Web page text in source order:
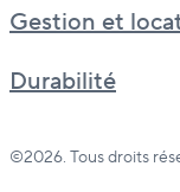
Gestion et
Durabilité
©2026. Tous droits